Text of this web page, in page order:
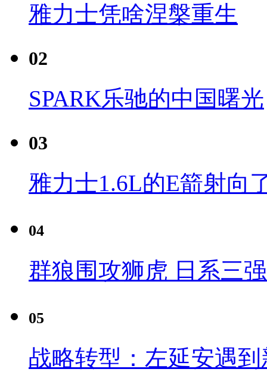
雅力士凭啥涅槃重生
02
SPARK乐驰的中国曙光
03
雅力士1.6L的E箭射向
04
群狼围攻狮虎 日系三
05
战略转型：左延安遇